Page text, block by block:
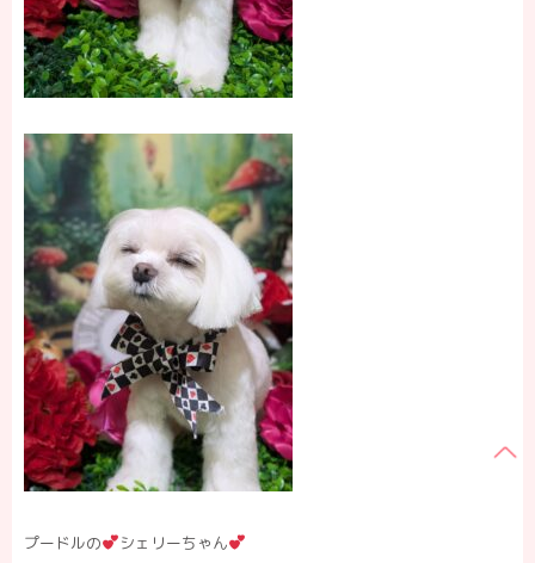
プードルの シェリーちゃん